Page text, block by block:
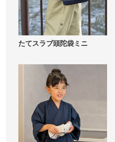
たてスラブ頭陀袋ミニ